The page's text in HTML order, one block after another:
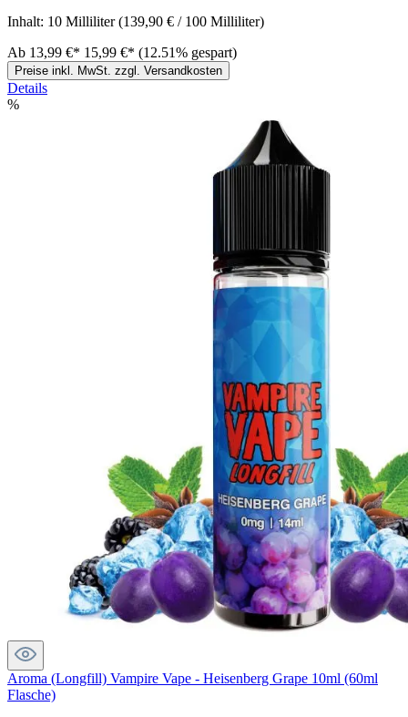
Inhalt: 10 Milliliter(139,90 € / 100 Milliliter)
Ab 13,99 €* 15,99 €* (12.51% gespart)
Preise inkl. MwSt. zzgl. Versandkosten
Details
%
Aroma (Longfill) Vampire Vape - Heisenberg Grape 10ml (60ml
Flasche)